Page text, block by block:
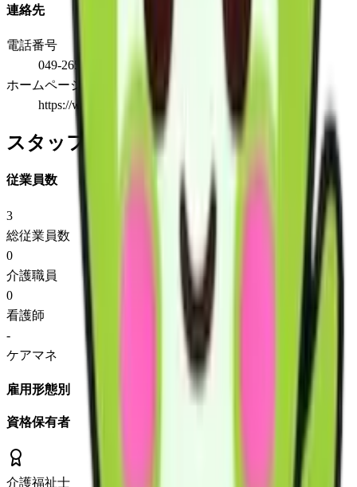
連絡先
電話番号
049-265-5963
ホームページ
https://www.step5963.com/
スタッフ情報
従業員数
3
総従業員数
0
介護職員
0
看護師
-
ケアマネ
雇用形態別
資格保有者
介護福祉士